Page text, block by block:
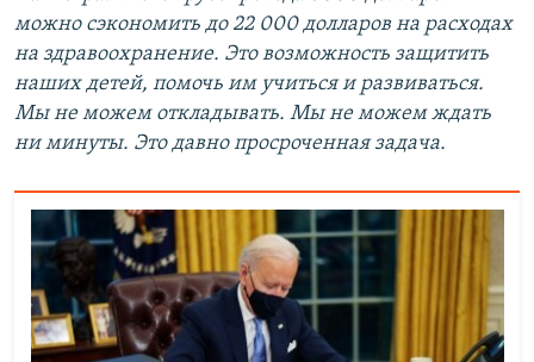
можно сэкономить до 22 000 долларов на расходах
на здравоохранение. Это возможность защитить
наших детей, помочь им учиться и развиваться.
Мы не можем откладывать. Мы не можем ждать
ни минуты. Это давно просроченная задача.